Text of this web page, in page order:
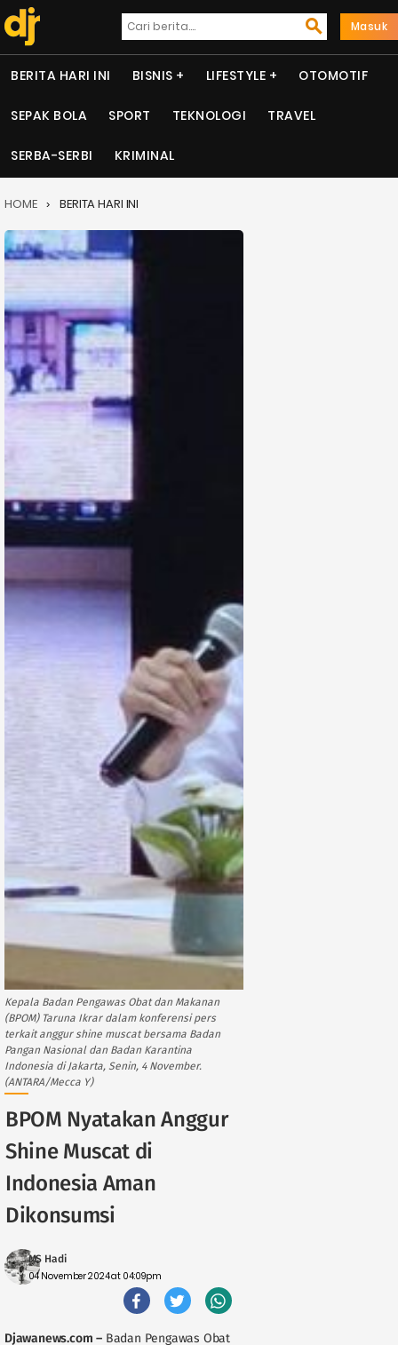
Masuk
BERITA HARI INI BISNIS LIFESTYLE OTOMOTIF
SEPAK BOLA SPORT TEKNOLOGI TRAVEL
SERBA-SERBI KRIMINAL
HOME BERITA HARI INI
Kepala Badan Pengawas Obat dan Makanan
(BPOM) Taruna Ikrar dalam konferensi pers
terkait anggur shine muscat bersama Badan
Pangan Nasional dan Badan Karantina
Indonesia di Jakarta, Senin, 4 November.
(ANTARA/Mecca Y)
BPOM Nyatakan Anggur
Shine Muscat di
Indonesia Aman
Dikonsumsi
MS Hadi
04 November 2024 at 04:09pm
Djawanews.com – Badan Pengawas Obat